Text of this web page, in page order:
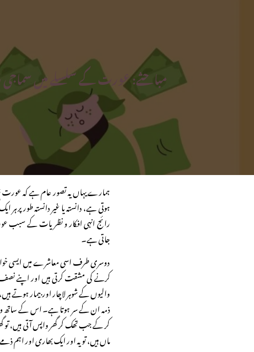
مباحثے: عورت کے سلسلے میں سماجی
ہمارے یہاں یہ تصور عام ہے کہ عورت
ہوتی ہے، دانستہ یا غیر دانستہ طور پر
رائج انہی افکار و نظریات کے سبب
جاتی ہے۔
دوسری طرف اسی معاشرے میں ایسی
کرنے کی مشقت کرتی ہیں اور اپنے نصف
والیوں کے شوہر لاچار اور بیمار ہوتے
ذمہ ان کے سر ہوتا ہے۔ اس کے ساتھ وہ
کر کے جب تھک کر گھر واپس آتی ہیں، تو
ماں ہیں، تو یہ اور ایک بھاری اور اہم